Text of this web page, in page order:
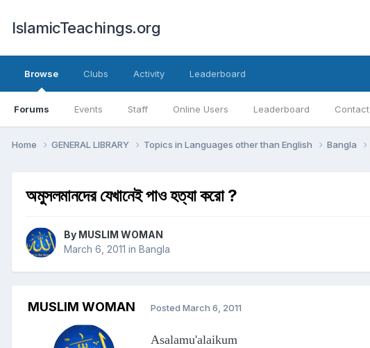
IslamicTeachings.org
Browse
Forums Events Staff Online Users Leaderboard Contact
Clubs Activity Leaderboard
Home GENERAL LIBRARY Topics in Languages other than English Bangla
অমুসলমানদের যেখানেই পাও হত্যা করো ?
By MUSLIM WOMAN
March 6, 2011 in Bangla
MUSLIM WOMAN Posted March 6, 2011
Asalamu'alaikum